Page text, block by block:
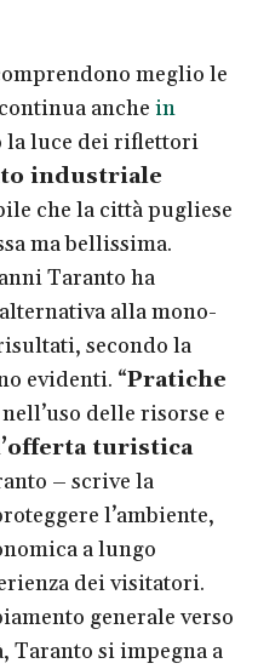
meglio le
anche in
la luce dei riflettori
industriale
che la città pugliese
ma bellissima.
Taranto ha
alla mono-
secondo la
evidenti. “Pratiche
nell’uso delle risorse e
turistica
– scrive la
l’ambiente,
a lungo
dei visitatori.
generale verso
Taranto si impegna a